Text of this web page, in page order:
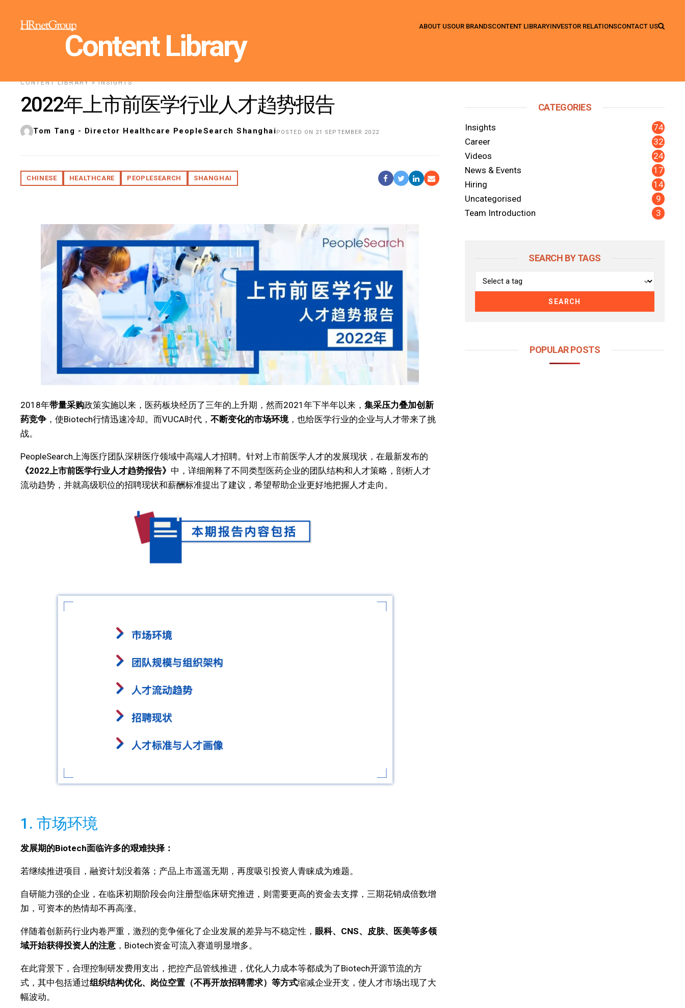
ABOUT USOUR BRANDSCONTENT LIBRARYINVESTOR RELATIONSCONTACT US
Content Library
CONTENT LIBRARY»INSIGHTS
2022年上市前医学行业人才趋势报告
Tom Tang - Director Healthcare PeopleSearch ShanghaiPOSTED ON 21 SEPTEMBER 2022
CHINESE HEALTHCARE PEOPLESEARCH SHANGHAI
Share On Facebook
Tweet ItShare On LinkedIn
Share by Email
2018年带量采购政策实施以来，医药板块经历了三年的上升期，然而2021年下半年以来， 集采压力叠加创新
药竞争 ，使Biotech行情迅速冷却。而VUCA时代， 不断变化的市场环境，也给医学行业的企业与人才带来了挑
战。
PeopleSearch上海医疗团队深耕医疗领域中高端人才招聘。针对上市前医学人才的发展现状，在最新发布的
《2022上市前医学行业人才趋势报告》 中，详细阐释了不同类型医药企业的团队结构和人才策略，剖析人才
流动趋势，并就高级职位的招聘现状和薪酬标准提出了建议，希望帮助企业更好地把握人才走向。
1. 市场环境
发展期的Biotech面临许多的艰难抉择：
若继续推进项目，融资计划没着落；产品上市遥遥无期，再度吸引投资人青睐成为难题。
自研能力强的企业，在临床初期阶段会向注册型临床研究推进，则需要更高的资金去支撑，三期花销成倍数增
加，可资本的热情却不再高涨。
伴随着创新药行业内卷严重，激烈的竞争催化了企业发展的差异与不稳定性， 眼科、CNS、皮肤、医美等多领
域开始获得投资人的注意 ，Biotech资金可流入赛道明显增多。
在此背景下，合理控制研发费用支出，把控产品管线推进，优化人力成本等都成为了Biotech开源节流的方
式，其中包括通过组织结构优化、岗位空置（不再开放招聘需求）等方式缩减企业开支，使人才市场出现了大
幅波动。
CATEGORIES
Insights
74
Career
32
Videos
24
News & Events
17
Hiring
14
Uncategorised
9
Team Introduction
3
SEARCH BY TAGS
SEARCH
POPULAR POSTS